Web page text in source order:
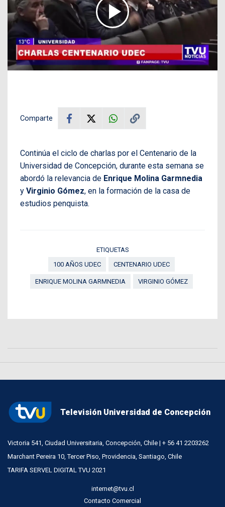
Comparte
Continúa el ciclo de charlas por el Centenario de la
Universidad de Concepción, durante esta semana se
abordó la relevancia de Enrique Molina Garmnedia
y Virginio Gómez, en la formación de la casa de
estudios penquista.
ETIQUETAS
100 AÑOS UDEC
CENTENARIO UDEC
ENRIQUE MOLINA GARMNEDIA VIRGINIO GÓMEZ
Televisión Universidad de Concepción
Victoria 541, Ciudad Universitaria, Concepción, Chile | + 56 41 2203262
Marchant Pereira 10, Tercer Piso, Providencia, Santiago, Chile
TARIFA SERVEL DIGITAL TVU 2021
internet@tvu.cl
Contacto Comercial